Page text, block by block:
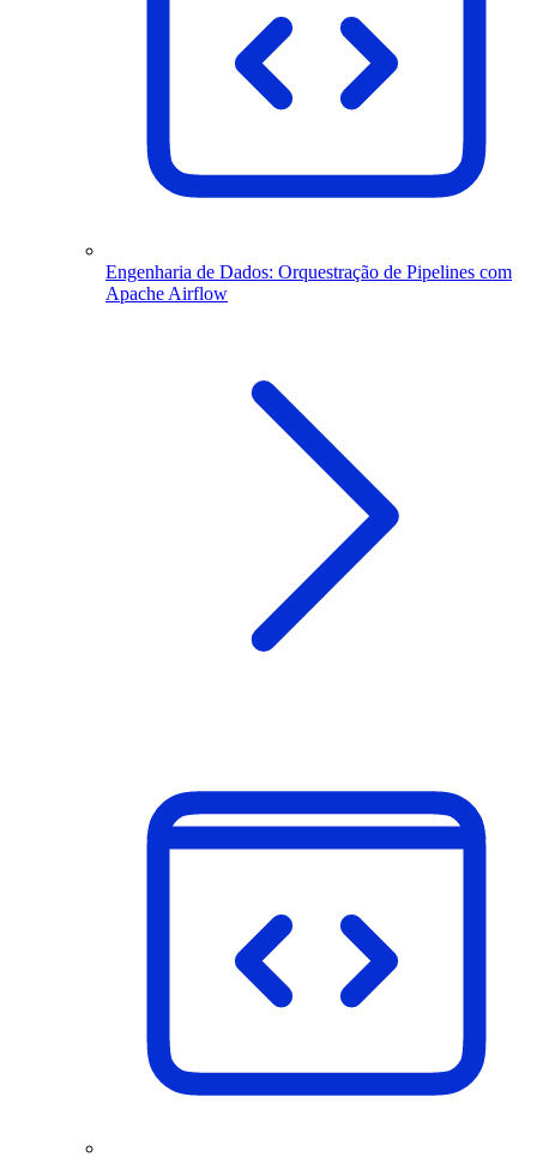
Engenharia de Dados: Orquestração de Pipelines com
Apache Airflow